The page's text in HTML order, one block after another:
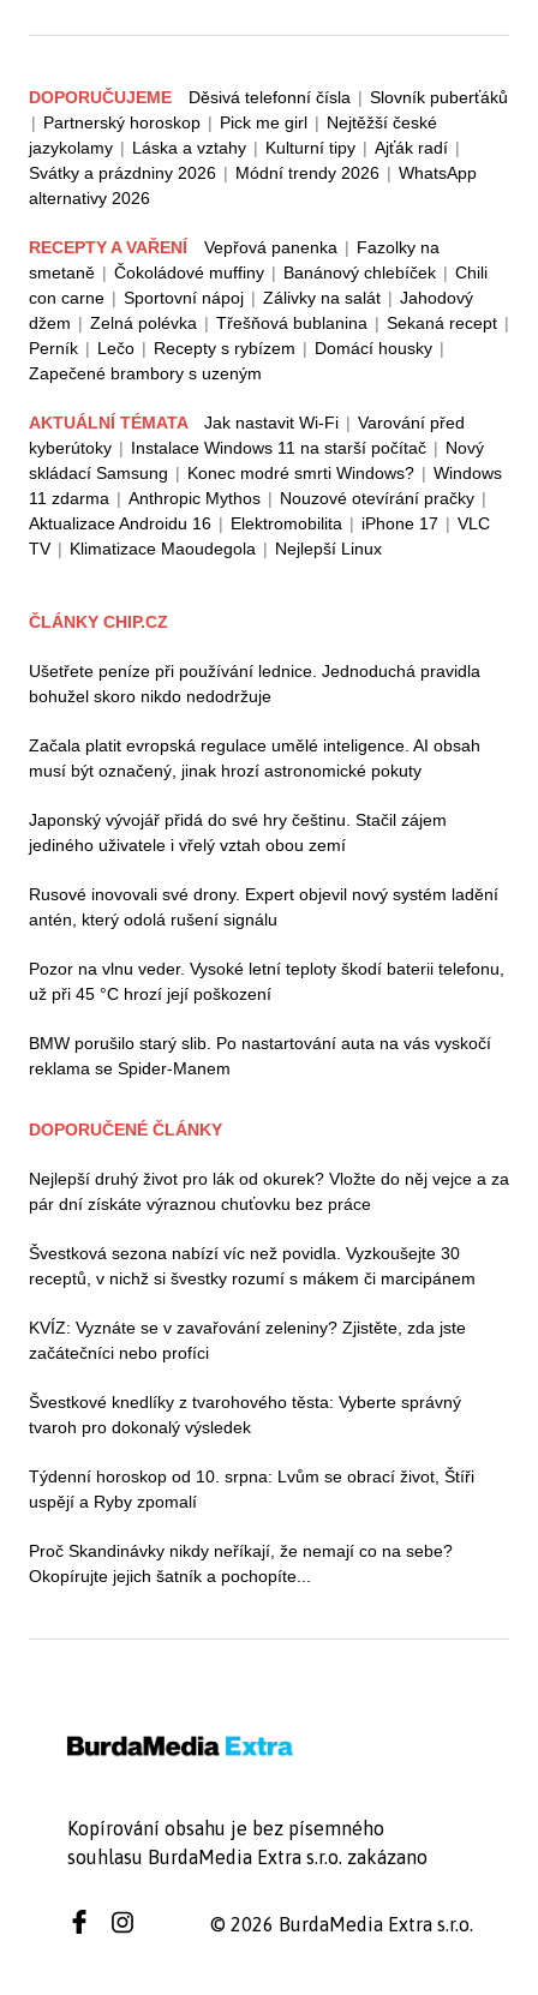
DOPORUČUJEME Děsivá telefonní čísla | Slovník puberťáků
| Partnerský horoskop | Pick me girl | Nejtěžší české
jazykolamy | Láska a vztahy | Kulturní tipy | Ajťák radí |
Svátky a prázdniny 2026 | Módní trendy 2026 | WhatsApp
alternativy 2026
RECEPTY A VAŘENÍ Vepřová panenka | Fazolky na
smetaně | Čokoládové muffiny | Banánový chlebíček | Chili
con carne | Sportovní nápoj | Zálivky na salát | Jahodový
džem | Zelná polévka | Třešňová bublanina | Sekaná recept |
Perník | Lečo | Recepty s rybízem | Domácí housky |
Zapečené brambory s uzeným
AKTUÁLNÍ TÉMATA Jak nastavit Wi-Fi | Varování před
kyberútoky | Instalace Windows 11 na starší počítač | Nový
skládací Samsung | Konec modré smrti Windows? | Windows
11 zdarma | Anthropic Mythos | Nouzové otevírání pračky |
Aktualizace Androidu 16 | Elektromobilita | iPhone 17 | VLC
TV | Klimatizace Maoudegola | Nejlepší Linux
ČLÁNKY CHIP.CZ
Ušetřete peníze při používání lednice. Jednoduchá pravidla
bohužel skoro nikdo nedodržuje
Začala platit evropská regulace umělé inteligence. AI obsah
musí být označený, jinak hrozí astronomické pokuty
Japonský vývojář přidá do své hry češtinu. Stačil zájem
jediného uživatele i vřelý vztah obou zemí
Rusové inovovali své drony. Expert objevil nový systém ladění
antén, který odolá rušení signálu
Pozor na vlnu veder. Vysoké letní teploty škodí baterii telefonu,
už při 45 °C hrozí její poškození
BMW porušilo starý slib. Po nastartování auta na vás vyskočí
reklama se Spider-Manem
DOPORUČENÉ ČLÁNKY
Nejlepší druhý život pro lák od okurek? Vložte do něj vejce a za
pár dní získáte výraznou chuťovku bez práce
Švestková sezona nabízí víc než povidla. Vyzkoušejte 30
receptů, v nichž si švestky rozumí s mákem či marcipánem
KVÍZ: Vyznáte se v zavařování zeleniny? Zjistěte, zda jste
začátečníci nebo profíci
Švestkové knedlíky z tvarohového těsta: Vyberte správný
tvaroh pro dokonalý výsledek
Týdenní horoskop od 10. srpna: Lvům se obrací život, Štíři
uspějí a Ryby zpomalí
Proč Skandinávky nikdy neříkají, že nemají co na sebe?
Okopírujte jejich šatník a pochopíte...
Kopírování obsahu je bez písemného
souhlasu BurdaMedia Extra s.r.o. zakázano
© 2026 BurdaMedia Extra s.r.o.